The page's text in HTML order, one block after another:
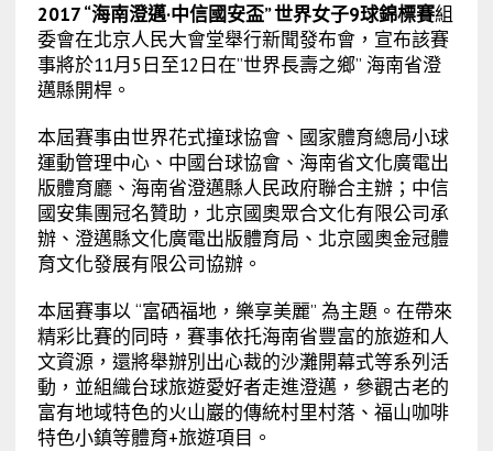
2017 “海南澄邁·中信國安盃” 世界女子9球錦標賽組
委會在北京人民大會堂舉行新聞發布會，宣布該賽
事將於11月5日至12日在”世界長壽之鄉” 海南省澄
邁縣開桿。
本屆賽事由世界花式撞球協會、國家體育總局小球
運動管理中心、中國台球協會、海南省文化廣電出
版體育廳、海南省澄邁縣人民政府聯合主辦；中信
國安集團冠名贊助，北京國奧眾合文化有限公司承
辦、澄邁縣文化廣電出版體育局、北京國奧金冠體
育文化發展有限公司協辦。
本屆賽事以 “富硒福地，樂享美麗” 為主題。在帶來
精彩比賽的同時，賽事依托海南省豐富的旅遊和人
文資源，還將舉辦別出心裁的沙灘開幕式等系列活
動，並組織台球旅遊愛好者走進澄邁，參觀古老的
富有地域特色的火山巖的傳統村里村落、福山咖啡
特色小鎮等體育+旅遊項目。